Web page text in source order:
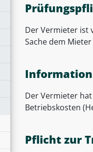
Der Vermieter ist
Sache dem
Der Vermieter
Betriebskosten
Pflicht zur